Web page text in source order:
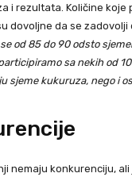
i rezultata. Količine koje
dovoljne da se zadovolji
se od 85 do 90 odsto
sa nekih od
sjeme kukuruza, nego i
nemaju konkurenciju,